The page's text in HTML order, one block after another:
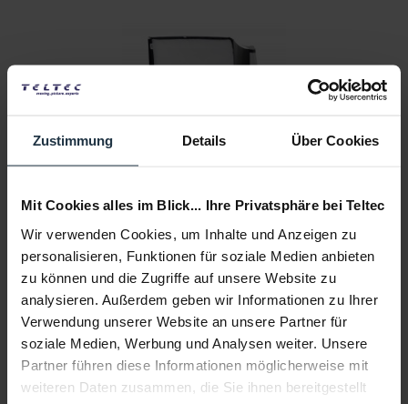
Zustimmung Details Über Cookies
Mit Cookies alles im Blick... Ihre Privatsphäre bei Teltec
Wir verwenden Cookies, um Inhalte und Anzeigen zu
personalisieren, Funktionen für soziale Medien anbieten
zu können und die Zugriffe auf unsere Website zu
analysieren. Außerdem geben wir Informationen zu Ihrer
Verwendung unserer Website an unsere Partner für
soziale Medien, Werbung und Analysen weiter. Unsere
Partner führen diese Informationen möglicherweise mit
weiteren Daten zusammen, die Sie ihnen bereitgestellt
Litepanels Astra IP 2x1 Snapbag Softbox
-23% € 319,55
sofort ab Lager